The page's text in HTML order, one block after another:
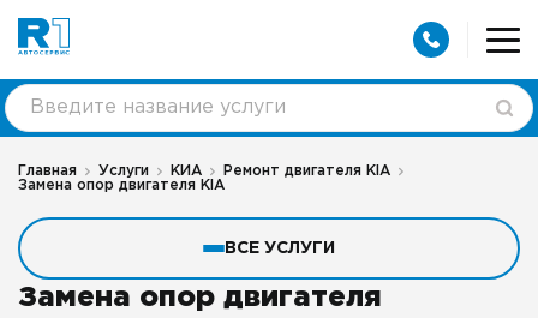
Главная Услуги КИА
Ремонт двигателя КIA
Замена опор двигателя KIA
ВСЕ УСЛУГИ
Замена опор двигателя